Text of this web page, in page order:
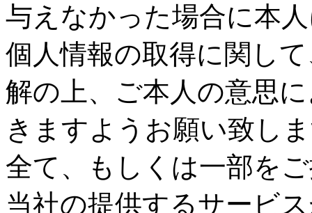
与えなかった場合に本
個人情報の取得に関し
解の上、ご本人の意思
きますようお願い致し
全て、もしくは一部を
当社の提供するサービ